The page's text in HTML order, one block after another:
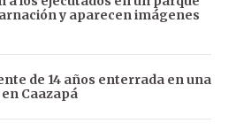
y aparecen imágenes
de 14 años enterrada en una
Caazapá